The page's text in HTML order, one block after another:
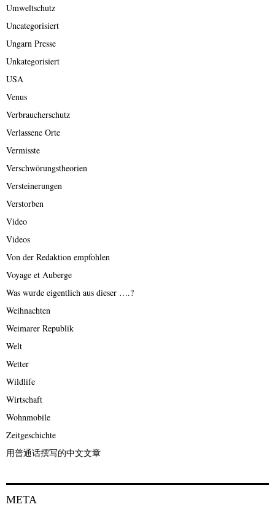
Umweltschutz
Uncategorisiert
Ungarn Presse
Unkategorisiert
USA
Venus
Verbraucherschutz
Verlassene Orte
Vermisste
Verschwörungstheorien
Versteinerungen
Verstorben
Video
Videos
Von der Redaktion empfohlen
Voyage et Auberge
Was wurde eigentlich aus dieser ….?
Weihnachten
Weimarer Republik
Welt
Wetter
Wildlife
Wirtschaft
Wohnmobile
Zeitgeschichte
用普通话撰写的中文文章
META